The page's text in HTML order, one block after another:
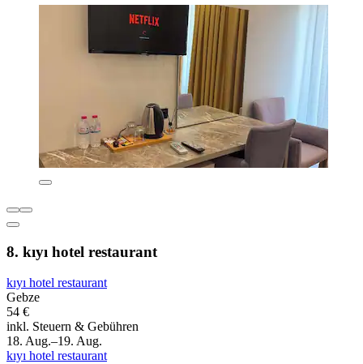
8. kıyı hotel restaurant
kıyı hotel restaurant
Gebze
54 €
inkl. Steuern & Gebühren
18. Aug.–19. Aug.
kıyı hotel restaurant